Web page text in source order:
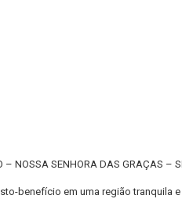
– NOSSA SENHORA DAS GRAÇAS –
benefício em uma região tranquila